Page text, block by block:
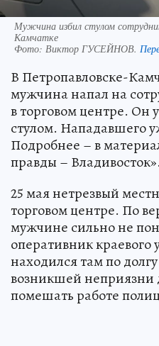
Мужчина избил стулом
Камчатке
Фото: Виктор ГУСЕЙНОВ.
В Петропавловске-
мужчина напал на
в торговом центре. Он
стулом. Нападавшего
Подробнее – в
правды – Владивосток».
25 мая нетрезвый
торговом центре. По
мужчине сильно не
оперативник
находился там по
возникшей
помешать работе